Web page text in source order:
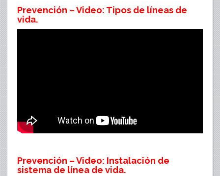
Prevención – Video: Tipos de líneas de
vida.
Prevención – Video: Instalación de
sistema de línea de vida.